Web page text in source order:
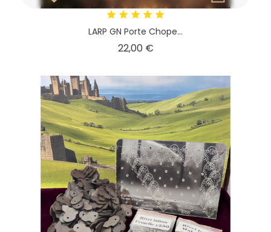
LARP GN Porte Chope...
22,00 €Prix